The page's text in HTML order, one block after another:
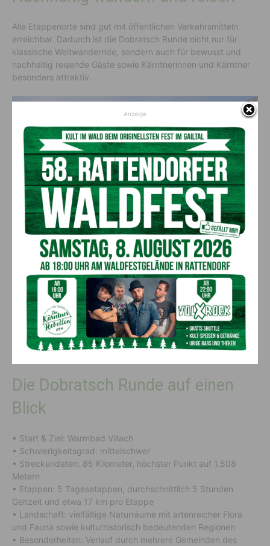
Alle Etappenorte sind gut mit öffentlichen Verkehrsmitteln
erreichbar. Dadurch ist die Dobratsch Runde nicht nur für
klassische Weitwandernde, sondern auch für bewusst und
nachhaltig reisende Gäste sowie Kärntnerinnen und Kärntner
besonders attraktiv.
(c) Arthur Mrsel
Die Dobratsch Runde auf einen
Blick
• Start & Ziel: Warmbad Villach
• Schwierigkeitsgrad: mittelschwer
• Streckendaten: 85 Kilometer, höchster Punkt auf 1.508
Metern
• Etappen: 5 Tagesetappen, durchschnittlich 5 Stunden
Gehzeit und etwa 17 km pro Etappe
• Landschaft: vielfältige Naturräume mit artenreicher Flora
und Fauna sowie kulturhistorisch bedeutenden Regionen
• Besonderheiten: Verlauf durch mehrere Gemeinden des
Anzeige